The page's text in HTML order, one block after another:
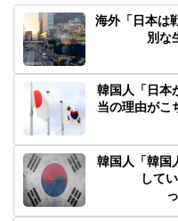
海外「日本は
別な
韓国人「日本
当の理由が
韓国人「韓国
して